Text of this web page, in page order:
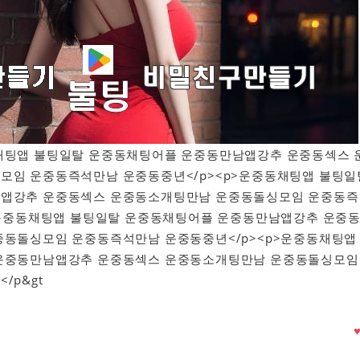
앱 불팅일탈 운중동채팅어플 운중동만남앱강추 운중동섹스
임 운중동즉석만남 운중동중년</p><p>운중동채팅앱 불팅일
강추 운중동섹스 운중동소개팅만남 운중동돌싱모임 운중동
동채팅앱 불팅일탈 운중동채팅어플 운중동만남앱강추 운중
돌싱모임 운중동즉석만남 운중동중년</p><p>운중동채팅앱
동만남앱강추 운중동섹스 운중동소개팅만남 운중동돌싱모임
</p&gt